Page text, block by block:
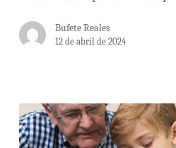
Bufete Reales
12 de abril de 2024